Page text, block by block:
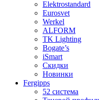
Elektrostandard
Eurosvet
Werkel
ALFORM
TK Lighting
Bogate’s
iSmart
Скидки
Новинки
Fergipps
52 система